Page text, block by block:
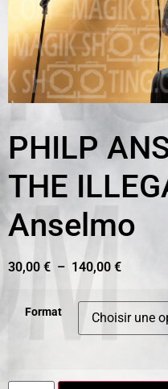
PHILP
THE
Anselmo
30,00 € – 140,00 €
Format